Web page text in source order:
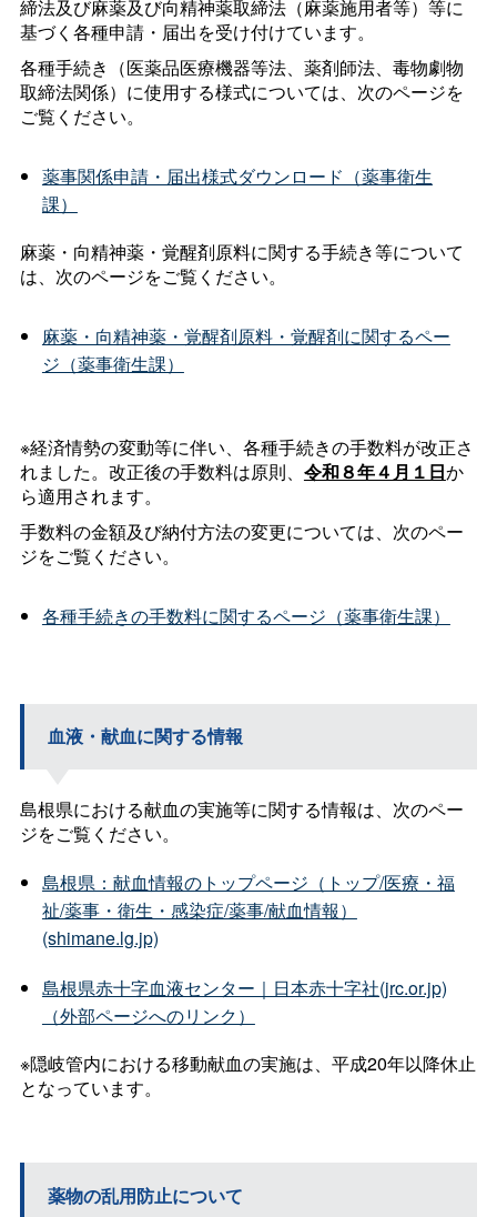
締法及び麻薬及び向精神薬取締法（麻薬施用者等）等に
基づく各種申請・届出を受け付けています。
各種手続き（医薬品医療機器等法、薬剤師法、毒物劇物
取締法関係）に使用する様式については、次のページを
ご覧ください。
薬事関係申請・届出様式ダウンロード（薬事衛生
課）
麻薬・向精神薬・覚醒剤原料に関する手続き等について
は、次のページをご覧ください。
麻薬・向精神薬・覚醒剤原料・覚醒剤に関するペー
ジ（薬事衛生課）
※経済情勢の変動等に伴い、各種手続きの手数料が改正さ
れました。改正後の手数料は原則、 令和８年４月１日か
ら適用されます。
手数料の金額及び納付方法の変更については、次のペー
ジをご覧ください。
各種手続きの手数料に関するページ（薬事衛生課）
血液・献血に関する情報
島根県における献血の実施等に関する情報は、次のペー
ジをご覧ください。
島根県：献血情報のトップページ（トップ/医療・福
祉/薬事・衛生・感染症/薬事/献血情報）
(shimane.lg.jp)
島根県赤十字血液センター｜日本赤十字社(jrc.or.jp)
（外部ページへのリンク）
※隠岐管内における移動献血の実施は、平成20年以降休止
となっています。
薬物の乱用防止について